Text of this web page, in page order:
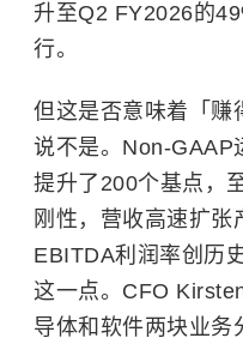
升至Q2 FY2026的
行。
但这是否意味着「赚
说不是。Non-GAAP
提升了200个基点
刚性，营收高速扩张
EBITDA利润率创历
这一点。CFO
导体和软件两块业务